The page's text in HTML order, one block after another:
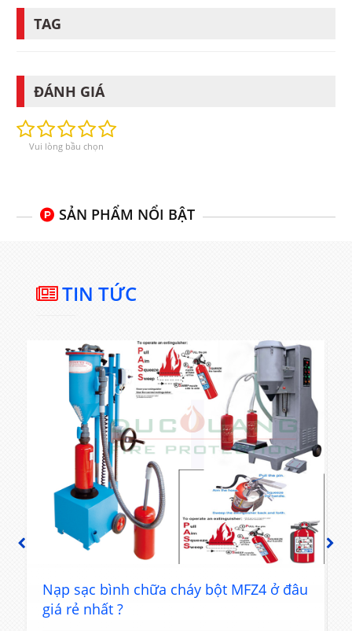
TAG
ĐÁNH GIÁ
Vui lòng bầu chọn
SẢN PHẨM NỔI BẬT
TIN TỨC
PREVIOUS
Nạp sạc bình chữa cháy bột MFZ4 ở đâu
giá rẻ nhất ?
NEXT